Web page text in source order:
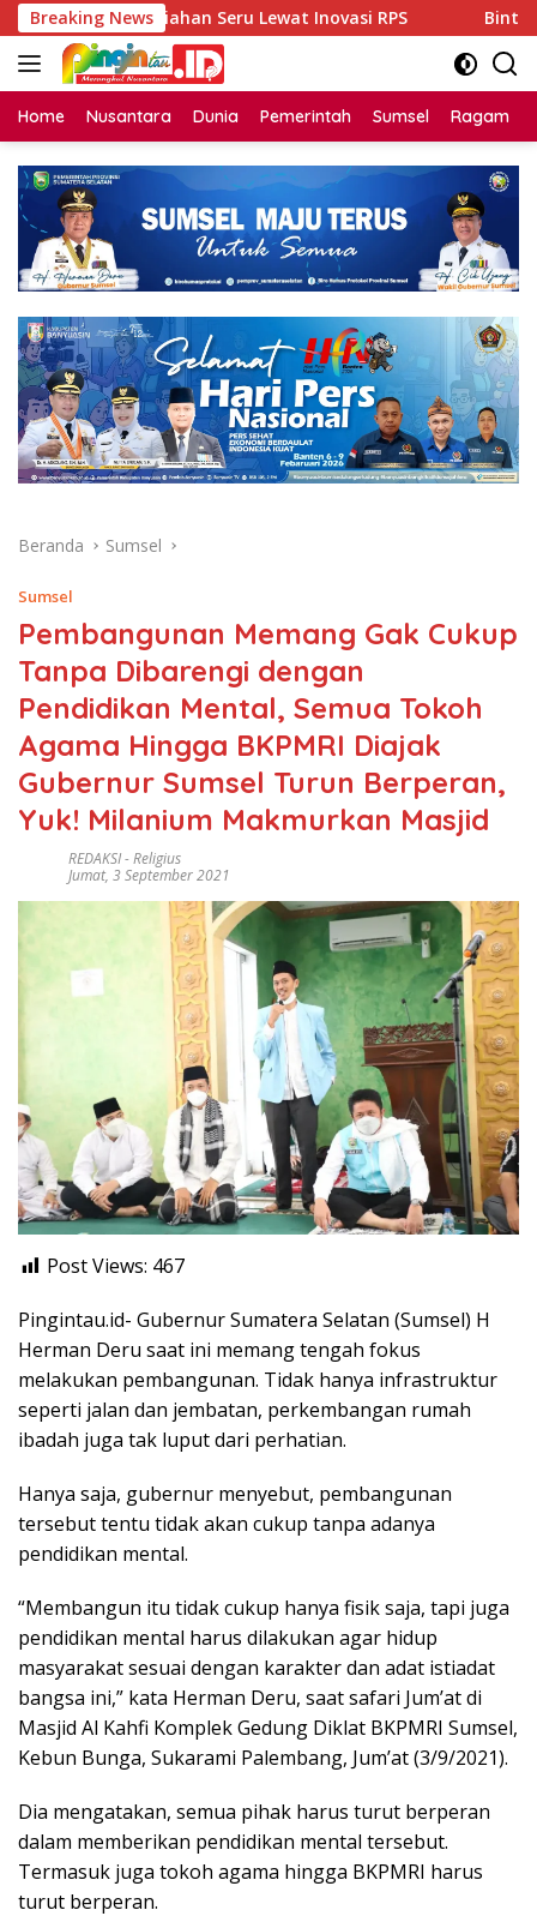
Langsung
ke
konten
Breaking NewsSeru Lewat Inovasi RPS Bintang Dangdut
Home Nusantara Dunia Pemerintah Sumsel Ragam
Beranda Sumsel
Sumsel
Pembangunan Memang Gak Cukup
Tanpa Dibarengi dengan
Pendidikan Mental, Semua Tokoh
Agama Hingga BKPMRI Diajak
Gubernur Sumsel Turun Berperan,
Yuk! Milanium Makmurkan Masjid
REDAKSI-Religius
Jumat, 3 September 2021
Post Views: 467
Pingintau.id- Gubernur Sumatera Selatan (Sumsel) H
Herman Deru saat ini memang tengah fokus
melakukan pembangunan. Tidak hanya infrastruktur
seperti jalan dan jembatan, perkembangan rumah
ibadah juga tak luput dari perhatian.
Hanya saja, gubernur menyebut, pembangunan
tersebut tentu tidak akan cukup tanpa adanya
pendidikan mental.
“Membangun itu tidak cukup hanya fisik saja, tapi juga
pendidikan mental harus dilakukan agar hidup
masyarakat sesuai dengan karakter dan adat istiadat
bangsa ini,” kata Herman Deru, saat safari Jum’at di
Masjid Al Kahfi Komplek Gedung Diklat BKPMRI Sumsel,
Kebun Bunga, Sukarami Palembang, Jum’at (3/9/2021).
Dia mengatakan, semua pihak harus turut berperan
dalam memberikan pendidikan mental tersebut.
Termasuk juga tokoh agama hingga BKPMRI harus
turut berperan.